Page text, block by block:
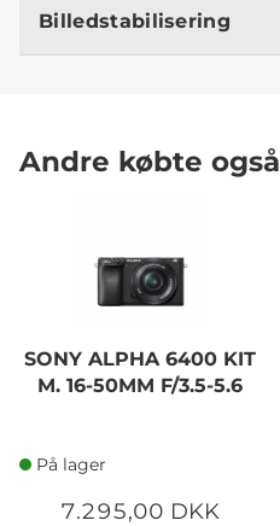
Billedstabilisering
Andre købte også
SONY ALPHA 6400 KIT
M. 16-50MM F/3.5-5.6
På lager
7.295,00 DKK